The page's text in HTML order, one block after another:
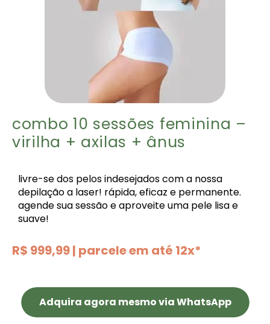
combo 10 sessões feminina –
virilha + axilas + ânus
livre-se dos pelos indesejados com a nossa
depilação a laser! rápida, eficaz e permanente.
agende sua sessão e aproveite uma pele lisa e
suave!
R$ 999,99 | parcele em até 12x*
Adquira agora mesmo via WhatsApp